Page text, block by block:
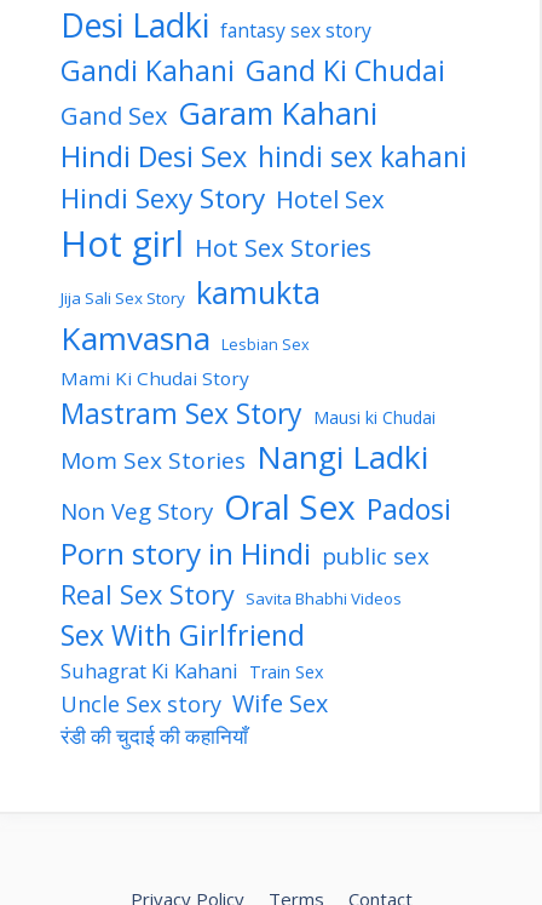
Desi Ladki fantasy sex story
Gandi Kahani Gand Ki Chudai
Gand Sex Garam Kahani
Hindi Desi Sex hindi sex kahani
Hindi Sexy Story Hotel Sex
Hot girl Hot Sex Stories
Jija Sali Sex Story kamukta
Kamvasna Lesbian Sex
Mami Ki Chudai Story
Mastram Sex Story Mausi ki Chudai
Mom Sex Stories Nangi Ladki
Non Veg Story Oral Sex Padosi
Porn story in Hindi public sex
Real Sex Story Savita Bhabhi Videos
Sex With Girlfriend
Suhagrat Ki Kahani Train Sex
Uncle Sex story Wife Sex
रंडी की चुदाई की कहानियाँ
Privacy Policy Terms Contact